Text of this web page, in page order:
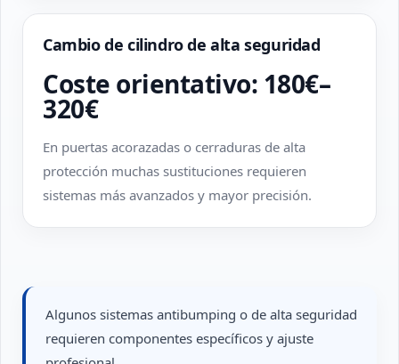
Cambio de cilindro de alta seguridad
Coste orientativo: 180€–
320€
En puertas acorazadas o cerraduras de alta
protección muchas sustituciones requieren
sistemas más avanzados y mayor precisión.
Algunos sistemas antibumping o de alta seguridad
requieren componentes específicos y ajuste